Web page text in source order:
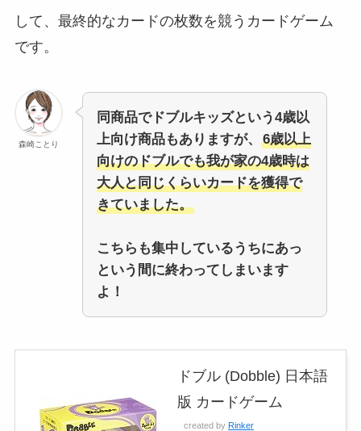
して、最終的なカードの枚数を競うカードゲーム
です。
森崎ことり
同商品でドブルキッズという4歳以
上向け商品もありますが、
6歳以上
向けのドブルでも我が家の4歳時は
大人と同じくらいカードを獲得で
きていました。
こちらも集中しているうちにあっ
という間に終わってしまいます
よ！
ドブル (Dobble) 日本語
版 カードゲーム
created by Rinker